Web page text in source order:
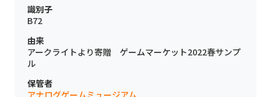
識別子
B72
由来
アークライトより寄贈 ゲームマーケット2022春サンプ
ル
保管者
アナログゲームミュージアム